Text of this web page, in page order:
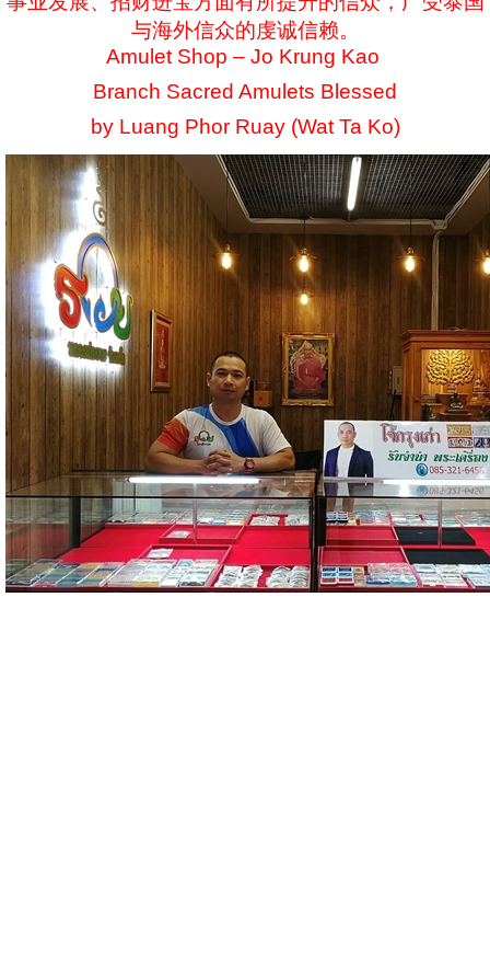
与海外信众的虔诚信赖。
Amulet Shop – Jo Krung Kao
Branch Sacred Amulets Blessed
by Luang Phor Ruay (Wat Ta Ko)